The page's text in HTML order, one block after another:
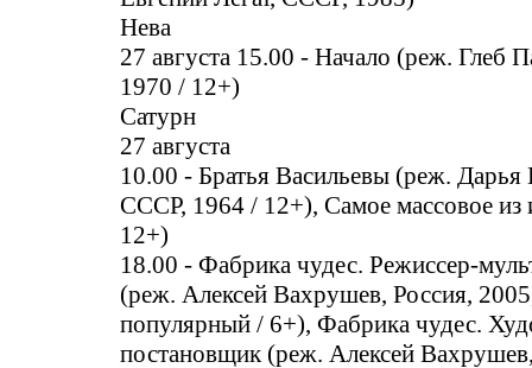
Нева
27 августа 15.00 - Начало (реж. Глеб
1970 / 12+)
Сатурн
27 августа
10.00 - Братья Васильевы (реж.
СССР, 1964 / 12+), Самое массовое из
12+)
18.00 - Фабрика чудес. Режиссер-
(реж. Алексей Вахрушев, Россия,
популярный / 6+), Фабрика чудес.
постановщик (реж. Алексей